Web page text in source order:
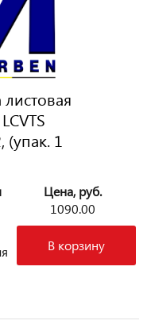
листовая
(упак. 1
Цена, руб.
1090.00
В корзину